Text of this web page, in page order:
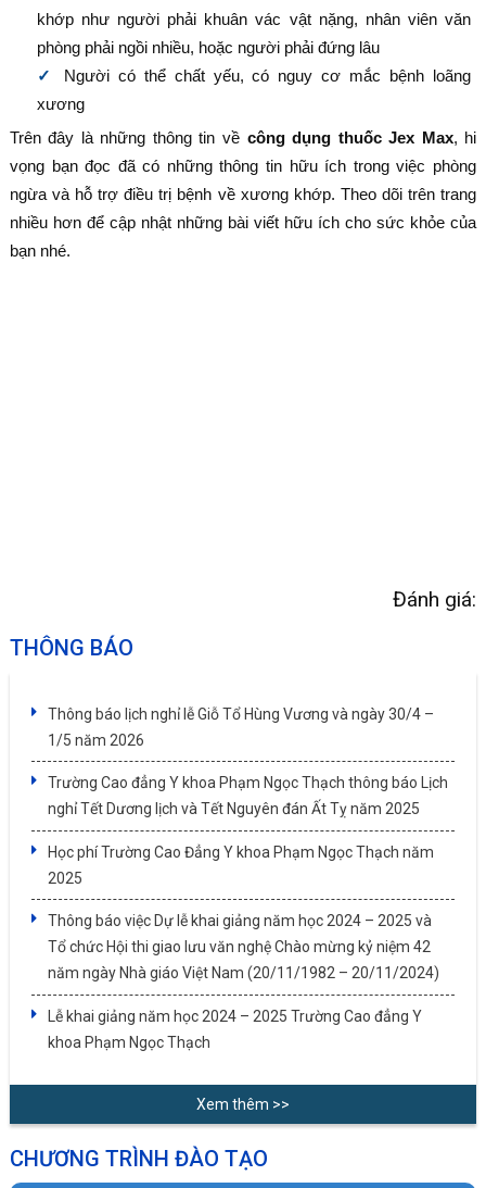
khớp như người phải khuân vác vật nặng, nhân viên văn
phòng phải ngồi nhiều, hoặc người phải đứng lâu
Người có thể chất yếu, có nguy cơ mắc bệnh loãng
xương
Trên đây là những thông tin về công dụng thuốc Jex Max, hi
vọng bạn đọc đã có những thông tin hữu ích trong việc phòng
ngừa và hỗ trợ điều trị bệnh về xương khớp. Theo dõi trên trang
nhiều hơn để cập nhật những bài viết hữu ích cho sức khỏe của
bạn nhé.
Đánh giá:
THÔNG BÁO
Thông báo lịch nghỉ lễ Giỗ Tổ Hùng Vương và ngày 30/4 –
1/5 năm 2026
Trường Cao đẳng Y khoa Phạm Ngọc Thạch thông báo Lịch
nghỉ Tết Dương lịch và Tết Nguyên đán Ất Tỵ năm 2025
Học phí Trường Cao Đẳng Y khoa Phạm Ngọc Thạch năm
2025
Thông báo việc Dự lễ khai giảng năm học 2024 – 2025 và
Tổ chức Hội thi giao lưu văn nghệ Chào mừng kỷ niệm 42
năm ngày Nhà giáo Việt Nam (20/11/1982 – 20/11/2024)
Lễ khai giảng năm học 2024 – 2025 Trường Cao đẳng Y
khoa Phạm Ngọc Thạch
Xem thêm >>
CHƯƠNG TRÌNH ĐÀO TẠO